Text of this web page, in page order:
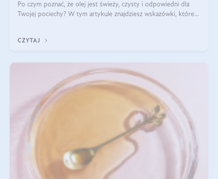
Po czym poznać, że olej jest świeży, czysty i odpowiedni dla
Twojej pociechy? W tym artykule znajdziesz wskazówki, które
CZYTAJ